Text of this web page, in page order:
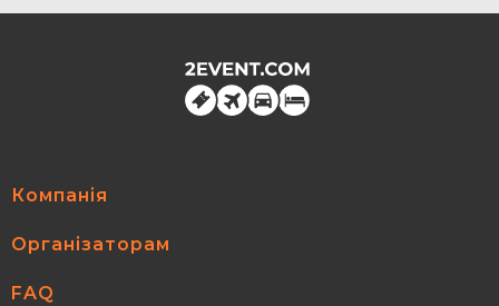
Компанія
Організаторам
FAQ